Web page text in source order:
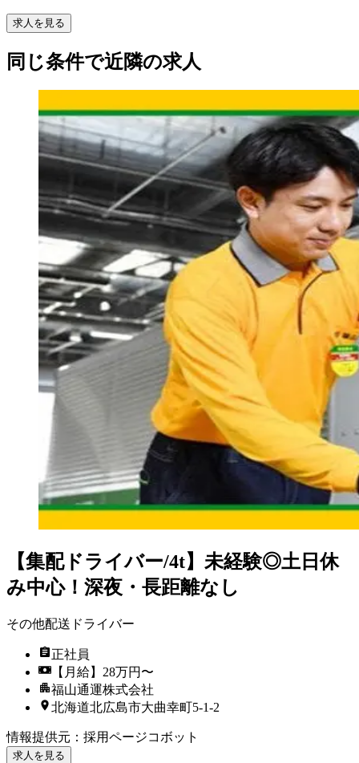
求人を見る
同じ条件で近隣の求人
【集配ドライバー/4t】未経験◎土日休
み中心！深夜・長距離なし
その他配送ドライバー
正社員
【月給】28万円〜
福山通運株式会社
北海道北広島市大曲幸町5-1-2
情報提供元 ： 採用ページコボット
求人を見る